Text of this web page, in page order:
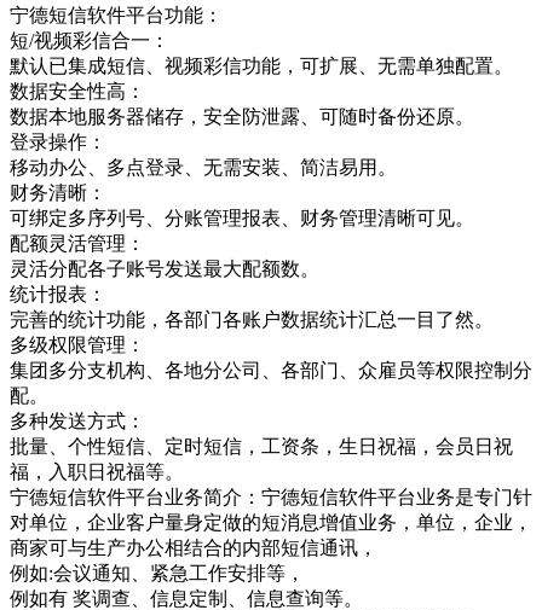
宁德短信软件平台功能：
短/视频彩信合一：
默认已集成短信、视频彩信功能，可扩展、无需单独配置。
数据安全性高：
数据本地服务器储存，安全防泄露、可随时备份还原。
登录操作：
移动办公、多点登录、无需安装、简洁易用。
财务清晰：
可绑定多序列号、分账管理报表、财务管理清晰可见。
配额灵活管理：
灵活分配各子账号发送最大配额数。
统计报表：
完善的统计功能，各部门各账户数据统计汇总一目了然。
多级权限管理：
集团多分支机构、各地分公司、各部门、众雇员等权限控制分
配。
多种发送方式：
批量、个性短信、定时短信，工资条，生日祝福，会员日祝
福，入职日祝福等。
宁德短信软件平台业务简介：宁德短信软件平台业务是专门针
对单位，企业客户量身定做的短消息增值业务，单位，企业，
商家可与生产办公相结合的内部短信通讯，
例如:会议通知、紧急工作安排等，
例如有 奖调查、信息定制、信息查询等。